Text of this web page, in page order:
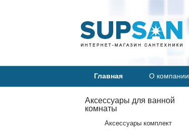
Главная О компании
Аксессуары для ванной
комнаты
Аксессуары комплект